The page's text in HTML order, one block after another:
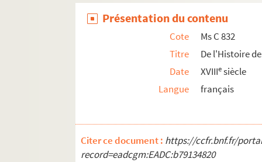
Ms C 855. Tarif des monnaies d'Allemagne en
Ms C 856. Note sur un prétendu fils du roi de
Ms C 857. Documents concernant l'Acadie
Ms C 858. De l'oraison funèbre de Belleisle
Ms C 940. A Plan of the Situation of the Allies
Présentation du contenu
Cote
Ms C 832
Titre
De l'Histoire
Date
XVIIIesiècle
Langue
français
Citer ce document : https://ccfr.bnf.fr/
record=eadcgm:EADC:b79134820